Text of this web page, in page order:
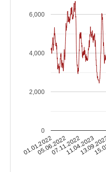
01.01.2022
05.06.2022
07.11.2022
11.04.2023
0
2,000
4,000
6,000